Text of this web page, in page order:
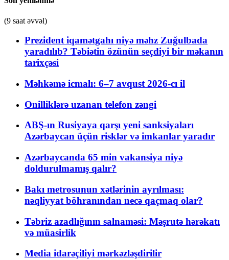
(9 saat əvvəl)
Prezident iqamətgahı niyə məhz Zuğulbada
yaradılıb? Təbiətin özünün seçdiyi bir məkanın
tarixçəsi
Məhkəmə icmalı: 6–7 avqust 2026-cı il
Onilliklərə uzanan telefon zəngi
ABŞ-ın Rusiyaya qarşı yeni sanksiyaları
Azərbaycan üçün risklər və imkanlar yaradır
Azərbaycanda 65 min vakansiya niyə
doldurulmamış qalır?
Bakı metrosunun xətlərinin ayrılması:
nəqliyyat böhranından necə qaçmaq olar?
Təbriz azadlığının salnaməsi: Məşrutə hərəkatı
və müasirlik
Media idarəçiliyi mərkəzləşdirilir